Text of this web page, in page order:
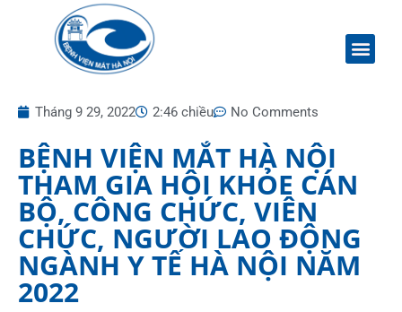
Tháng 9 29, 2022 2:46 chiều No Comments
BỆNH VIỆN MẮT HÀ NỘI
THAM GIA HỘI KHỎE CÁN
BỘ, CÔNG CHỨC, VIÊN
CHỨC, NGƯỜI LAO ĐỘNG
NGÀNH Y TẾ HÀ NỘI NĂM
2022